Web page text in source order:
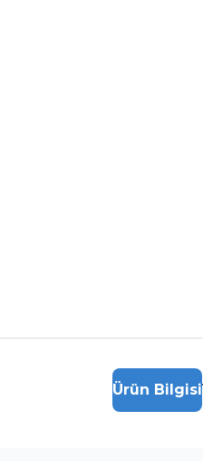
Ürün Bilgisi